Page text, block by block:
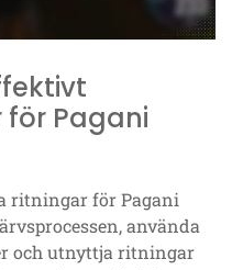
Pagani
ritningar för Pagani
använda
och utnyttja ritningar